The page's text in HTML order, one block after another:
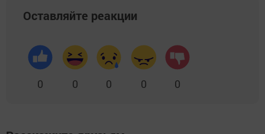
Оставляйте реакции
0 0 0 0 0